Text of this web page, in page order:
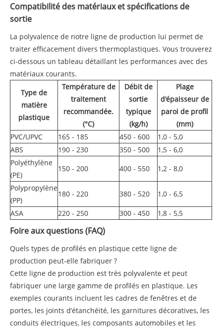
Compatibilité des matériaux et spécifications de
sortie
La polyvalence de notre ligne de production lui permet de
traiter efficacement divers thermoplastiques. Vous trouverez
ci-dessous un tableau détaillant les performances avec des
matériaux courants.
Type de
matière
plastique
Température de
traitement
recommandée.
(°C)
Débit de
sortie
typique
(kg/h)
Plage
d'épaisseur de
paroi de profil
(mm)
PVC/UPVC
165 - 185 450 - 600
1,0 - 5,0
ABS
190 - 230 350 - 500
1,5 - 6,0
Polyéthylène
(PE)
150 - 200 400 - 550 1,2 - 8,0
Polypropylène
(PP)
180 - 220 380 - 520 1,0 - 6,5
ASA 220 - 250 300 - 450 1,8 - 5,5
Foire aux questions (FAQ)
Quels types de profilés en plastique cette ligne de
production peut-elle fabriquer ?
Cette ligne de production est très polyvalente et peut
fabriquer une large gamme de profilés en plastique. Les
exemples courants incluent les cadres de fenêtres et de
portes, les joints d’étanchéité, les garnitures décoratives, les
conduits électriques, les composants automobiles et les